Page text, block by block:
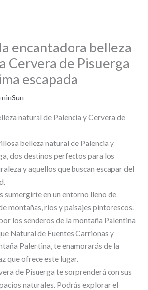
encantadora belleza
Cervera de Pisuerga
escapada
natural de Palencia y Cervera de
belleza natural de Palencia y
dos destinos perfectos para los
y aquellos que buscan escapar del
sumergirte en un entorno lleno de
montañas, ríos y paisajes pintorescos.
los senderos de la montaña Palentina
Natural de Fuentes Carrionas y
Palentina, te enamorarás de la
que ofrece este lugar.
de Pisuerga te sorprenderá con sus
naturales. Podrás explorar el